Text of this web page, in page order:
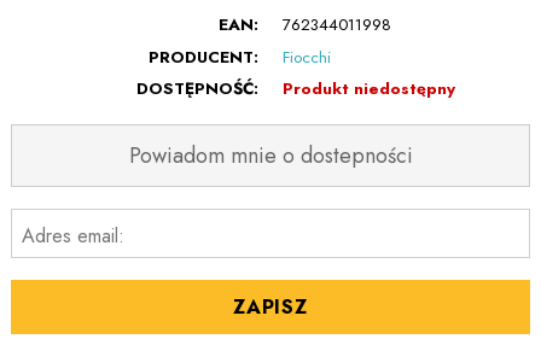
EAN:
762344011998
PRODUCENT:
Fiocchi
DOSTĘPNOŚĆ:
Produkt niedostępny
Powiadom mnie o dostepności
Adres email:
ZAPISZ